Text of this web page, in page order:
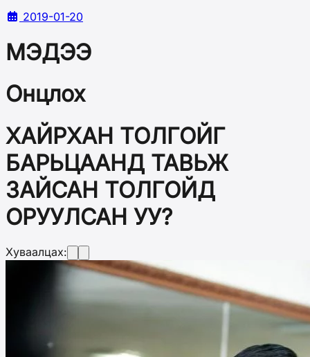
2019-01-20
МЭДЭЭ
Онцлох
ХАЙРХАН ТОЛГОЙГ
БАРЬЦААНД ТАВЬЖ
ЗАЙСАН ТОЛГОЙД
ОРУУЛСАН УУ?
Хуваалцах: